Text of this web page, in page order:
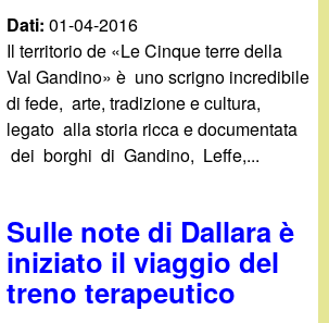
Dati:01-04-2016
Il territorio de «Le Cinque terre della
Val Gandino» è uno scrigno incredibile
di fede, arte, tradizione e cultura,
legato alla storia ricca e documentata
dei borghi di Gandino, Leffe,...
Sulle note di Dallara è
iniziato il viaggio del
treno terapeutico